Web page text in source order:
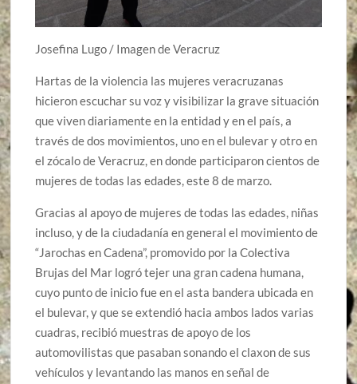
Josefina Lugo / Imagen de Veracruz
Hartas de la violencia las mujeres veracruzanas
hicieron escuchar su voz y visibilizar la grave situación
que viven diariamente en la entidad y en el país, a
través de dos movimientos, uno en el bulevar y otro en
el zócalo de Veracruz, en donde participaron cientos de
mujeres de todas las edades, este 8 de marzo.
Gracias al apoyo de mujeres de todas las edades, niñas
incluso, y de la ciudadanía en general el movimiento de
“Jarochas en Cadena”, promovido por la Colectiva
Brujas del Mar logró tejer una gran cadena humana,
cuyo punto de inicio fue en el asta bandera ubicada en
el bulevar, y que se extendió hacia ambos lados varias
cuadras, recibió muestras de apoyo de los
automovilistas que pasaban sonando el claxon de sus
vehículos y levantando las manos en señal de